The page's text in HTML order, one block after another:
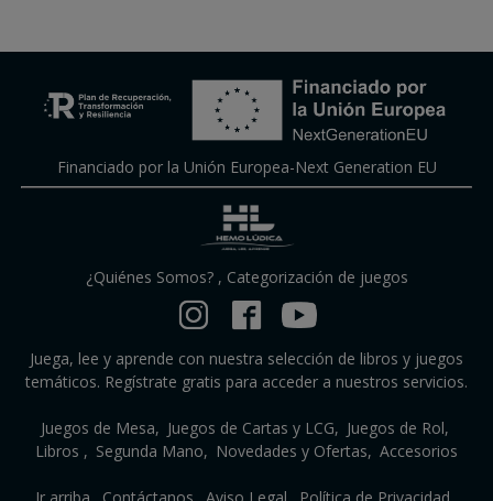
Financiado por la Unión Europea-Next Generation EU
¿Quiénes Somos?, Categorización de juegos
Juega, lee y aprende con nuestra selección de libros y juegos
temáticos. Regístrate gratis para acceder a nuestros servicios.
Juegos de Mesa Juegos de Cartas y LCG
Juegos de Rol
Libros
Segunda Mano Novedades y Ofertas Accesorios